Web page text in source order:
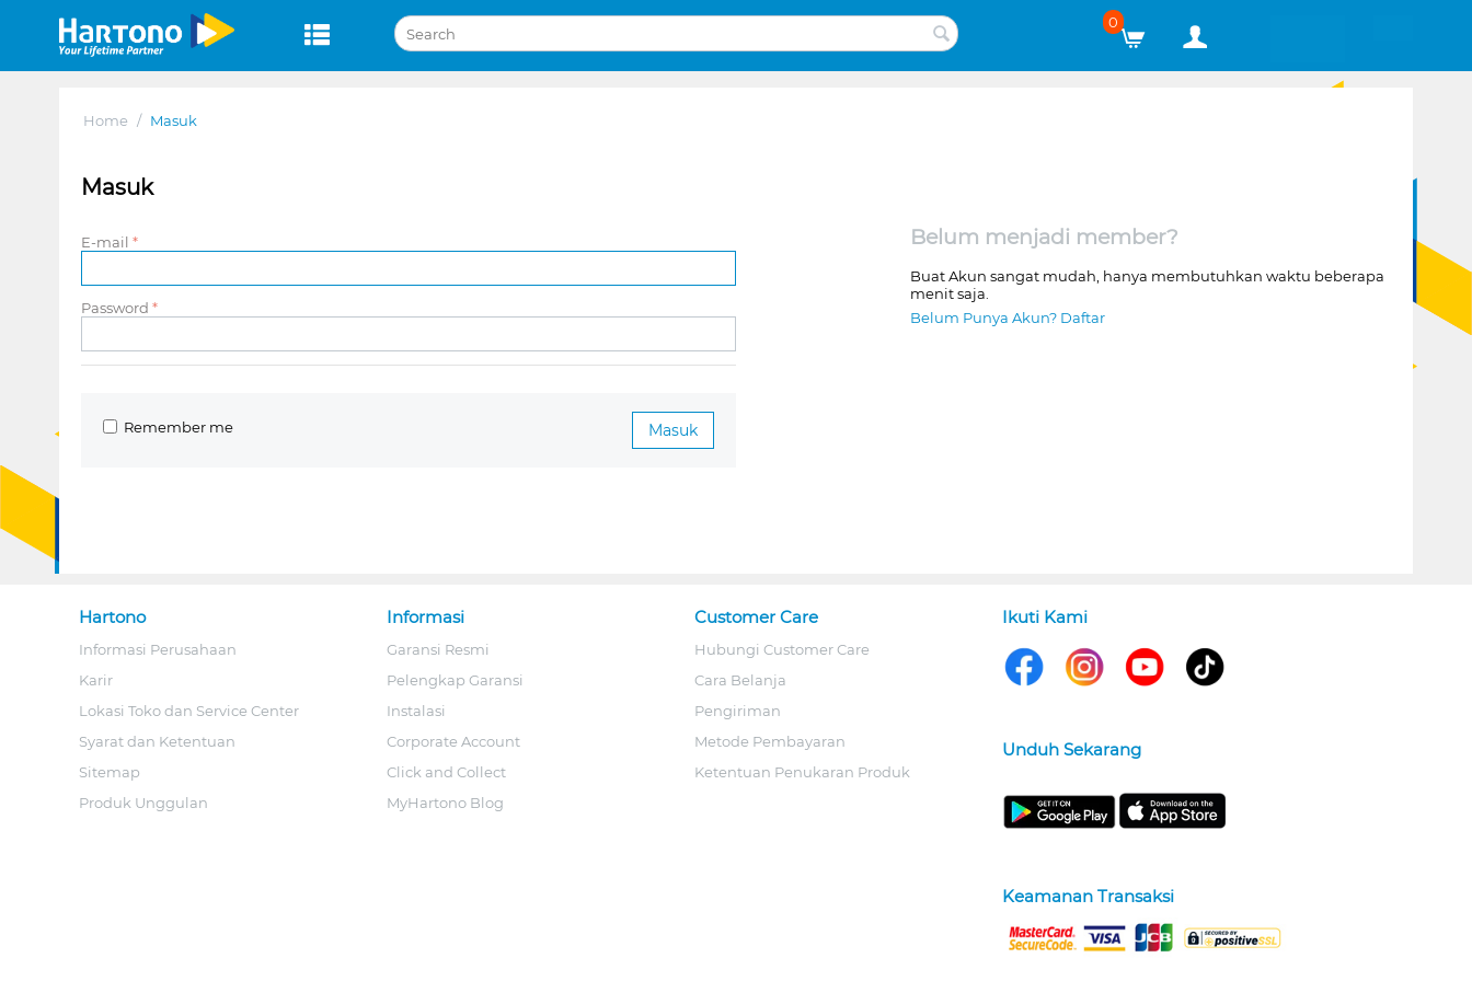
0
Home / Masuk
Masuk
E-mail
Password
Masuk
Remember me
Belum menjadi member?
Buat Akun sangat mudah, hanya membutuhkan waktu beberapa
menit saja.
Belum Punya Akun? Daftar
Hartono
Informasi Perusahaan
Karir
Lokasi Toko dan Service Center
Syarat dan Ketentuan
Sitemap
Produk Unggulan
Informasi
Garansi Resmi
Pelengkap Garansi
Instalasi
Corporate Account
Click and Collect
MyHartono Blog
Customer Care
Hubungi Customer Care
Cara Belanja
Pengiriman
Metode Pembayaran
Ketentuan Penukaran Produk
Ikuti Kami
Unduh Sekarang
Keamanan Transaksi